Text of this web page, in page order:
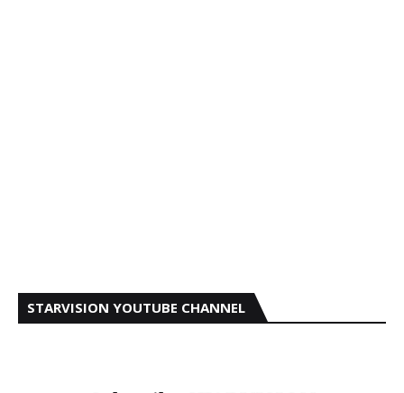
STARVISION YOUTUBE CHANNEL